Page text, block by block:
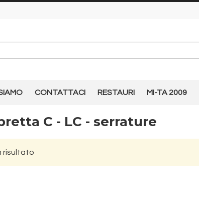
CONTATTACI RESTAURI MI-TA 2009
C - LC - serrature
risultato